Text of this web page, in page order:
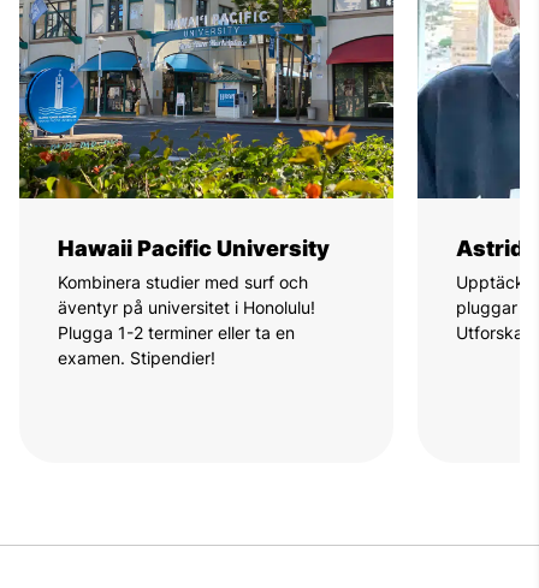
Hawaii Pacific University
Kombinera studier med surf och
äventyr på universitet i Honolulu!
Plugga 1-2 terminer eller ta en
examen. Stipendier!
Astrid
Upptäck
pluggar
Utforska